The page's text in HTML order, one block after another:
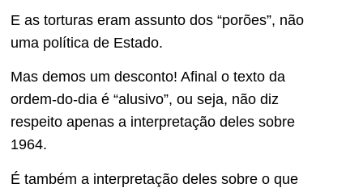
E as torturas eram assunto dos “porões”, não
uma política de Estado.
Mas demos um desconto! Afinal o texto da
ordem-do-dia é “alusivo”, ou seja, não diz
respeito apenas a interpretação deles sobre
1964.
É também a interpretação deles sobre o que